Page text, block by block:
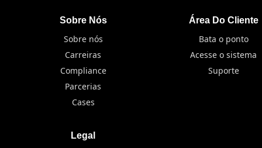
Sobre Nós
Sobre nós
Carreiras
Compliance
Parcerias
Cases
Área Do Cliente
Bata o ponto
Acesse o sistema
Suporte
Legal